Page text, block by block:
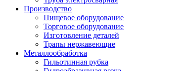
Производство
Пищевое оборудование
Торговое оборудование
Изготовление деталей
Трапы нержавеющие
Металлообработка
Гильотинная рубка